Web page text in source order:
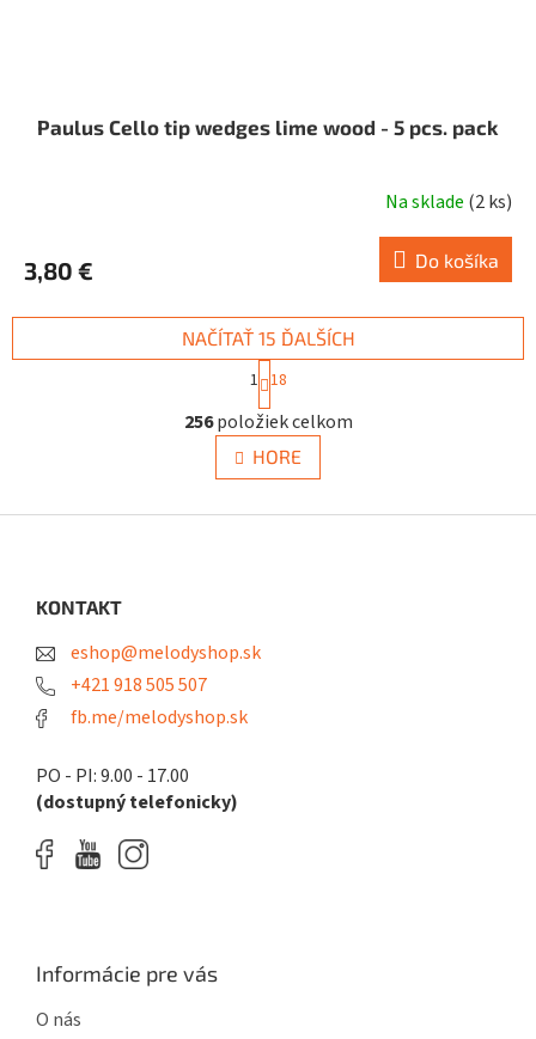
Paulus Cello tip wedges lime wood - 5 pcs. pack
Na sklade (2 ks)
3,80 € Do košíka
O
v
l
á
a
NAČÍTAŤ 15 ĎALŠÍCH
S
t
r
á
n
k
v
1 18
256položiek celkom
HORE
KONTAKT
eshop@melodyshop.sk
+421 918 505 507
fb.me/melodyshop.sk
PO - PI: 9.00 - 17.00
(dostupný telefonicky)
Informácie pre vás
O nás